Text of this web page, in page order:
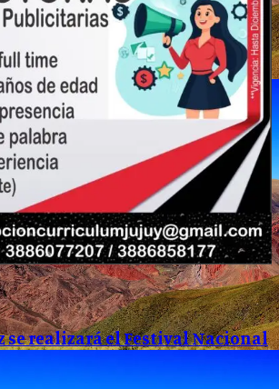
se realizará el Festival Nacional